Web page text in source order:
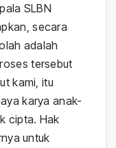
SLBN
secara
adalah
tersebut
kami, itu
karya anak-
cipta. Hak
untuk